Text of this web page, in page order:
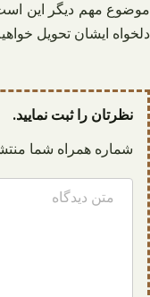
موضوع مهم دیگر این
دلخواه ایشان تحویل
نظرتان را ثبت نمایید.
شماره همراه شما